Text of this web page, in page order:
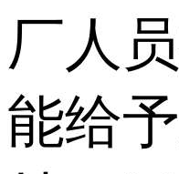
厂人
能给